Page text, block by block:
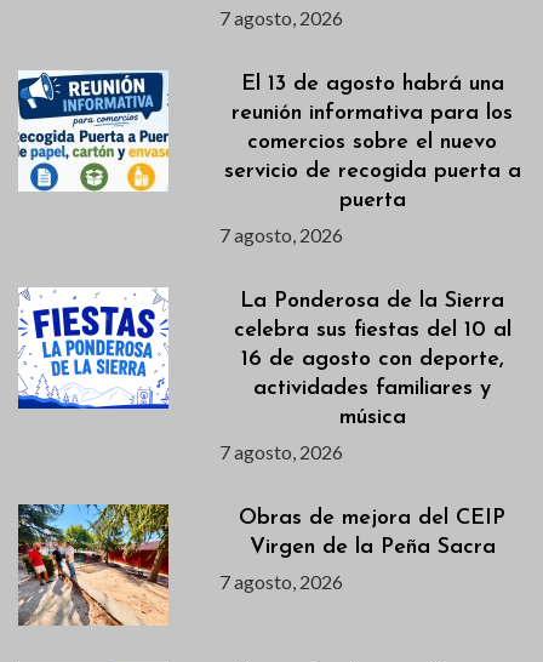
7 agosto, 2026
El 13 de agosto habrá una
reunión informativa para los
comercios sobre el nuevo
servicio de recogida puerta a
puerta
7 agosto, 2026
La Ponderosa de la Sierra
celebra sus fiestas del 10 al
16 de agosto con deporte,
actividades familiares y
música
7 agosto, 2026
Obras de mejora del CEIP
Virgen de la Peña Sacra
7 agosto, 2026